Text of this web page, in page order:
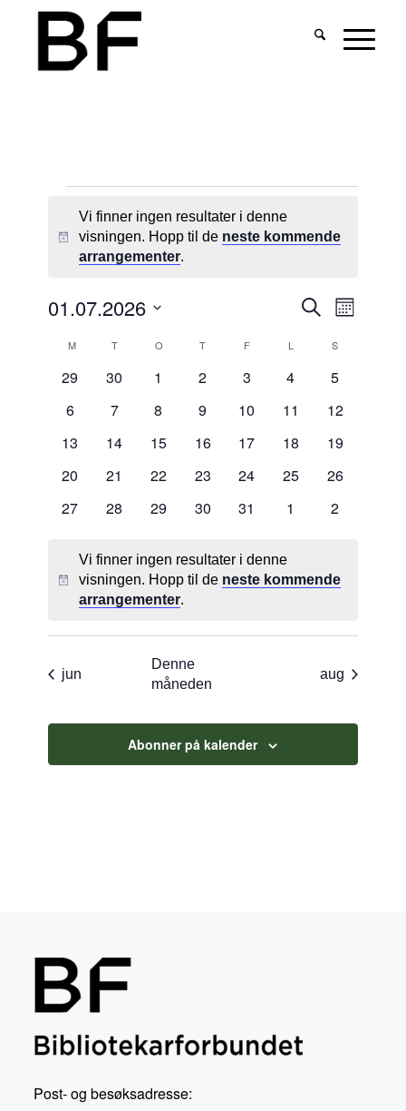
Merknad
Vi finner ingen resultater i denne
visningen. Hopp til de neste kommende
arrangementer.
and
Views
Navigation
Søk Måned
01.07.2026
Kalender
for
Mmandag Ttirsdag O T Ffredag L S
0
29
0
30
0
1
0
2
0
3
0
4
0
5
0
6
0
7
0
8
0
9
0
10
0
11
0
12
0
13
0
14
0
15
0
16
0
17
0
18
0
19
0
20
0
21
0
22
0
23
0
24
0
25
0
26
0
27
0
28
0
29
0
30
0
31
0
1
0
2
Merknad
Vi finner ingen resultater i denne
visningen. Hopp til de neste kommende
arrangementer.
jun
Denne
måneden
aug
Abonner på kalender
Post- og besøksadresse: